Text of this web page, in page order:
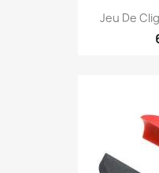
Jeu De